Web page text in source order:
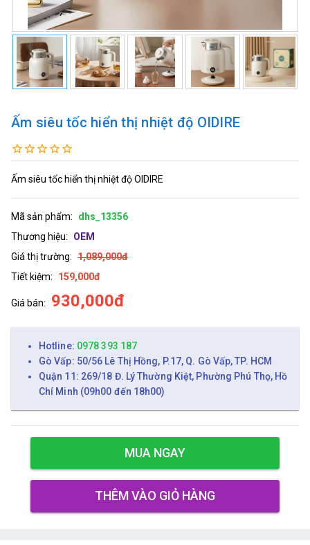
Ấm siêu tốc hiển thị nhiệt độ OIDIRE
Ấm siêu tốc hiển thị nhiệt độ OIDIRE
Mã sản phẩm:
dhs_13356
Thương hiệu:
OEM
Giá thị trường: 1,089,000đ
Tiết kiệm:
159,000đ
Giá bán: 930,000đ
Hotline: 0978 393 187
Gò Vấp: 50/56 Lê Thị Hồng, P.17, Q. Gò Vấp, TP. HCM
Quận 11: 269/18 Đ. Lý Thường Kiệt, Phường Phú Thọ, Hồ
Chí Minh (09h00 đến 18h00)
MUA NGAY
THÊM VÀO GIỎ HÀNG